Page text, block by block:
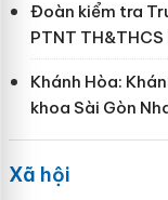
Đoàn kiểm tra
PTNT TH&THCS
Khánh Hòa:
khoa Sài Gòn
Xã hội